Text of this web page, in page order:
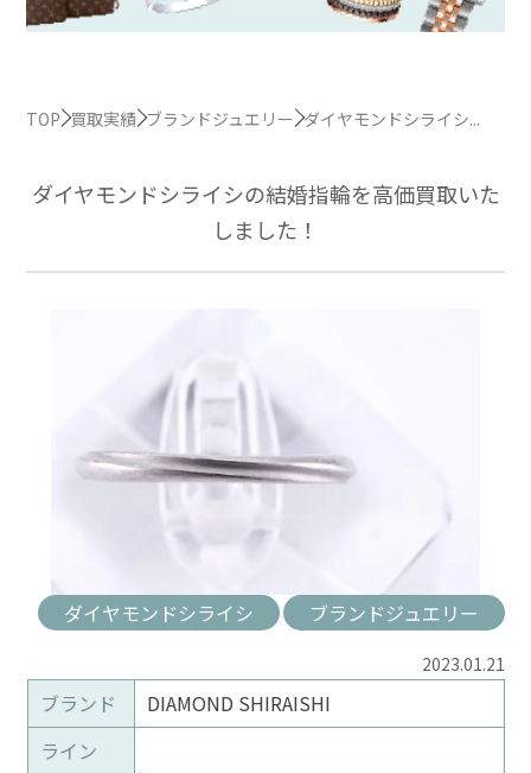
TOP 買取実績 ブランドジュエリー ダイヤモンドシライシ...
ダイヤモンドシライシの結婚指輪を高価買取いた
しました！
ダイヤモンドシライシ ブランドジュエリー
2023.01.21
ブランド
DIAMOND SHIRAISHI
ライン